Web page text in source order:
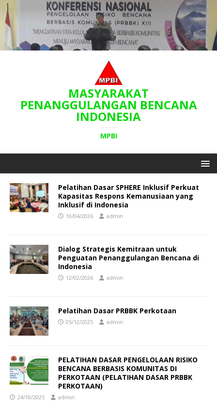
MASYARAKAT
PENANGGULANGAN BENCANA
INDONESIA
MPBI
Pelatihan Dasar SPHERE Inklusif Perkuat
Kapasitas Respons Kemanusiaan yang
Inklusif di Indonesia
10/04/2026 admin
Dialog Strategis Kemitraan untuk
Penguatan Penanggulangan Bencana di
Indonesia
12/02/2026 admin
Pelatihan Dasar PRBBK Perkotaan
05/12/2025 admin
PELATIHAN DASAR PENGELOLAAN RISIKO
BENCANA BERBASIS KOMUNITAS DI
PERKOTAAN (PELATIHAN DASAR PRBBK
PERKOTAAN)
24/10/2025 admin